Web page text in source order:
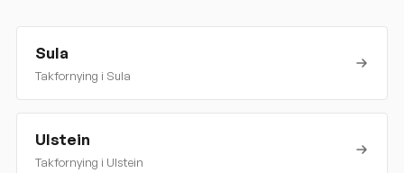
Sula
Takfornying i Sula
Ulstein
Takfornying i Ulstein